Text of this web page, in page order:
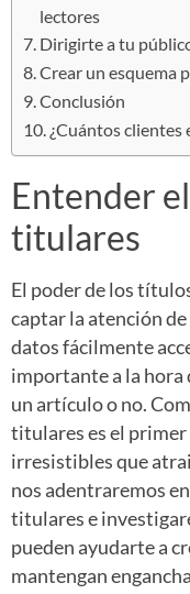
lectores
Dirigirte a tu
Crear un esquema
Conclusión
¿Cuántos clientes
Entender
titulares
El poder de los
captar la atención
datos fácilmente
importante a la hora
un artículo o no.
titulares es el
irresistibles que
nos adentraremos
titulares e
pueden ayudarte a
mantengan